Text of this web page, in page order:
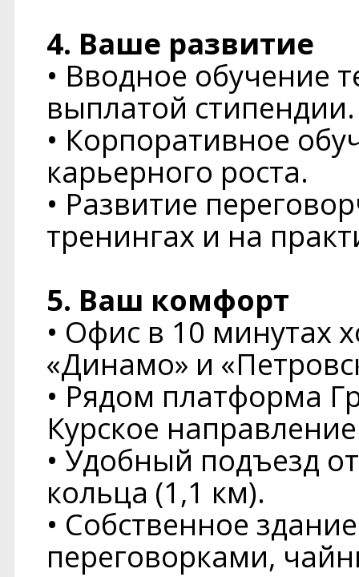
4. Ваше развитие
• Вводное обучение
выплатой стипендии.
• Корпоративное
карьерного роста.
• Развитие
тренингах и на
5. Ваш комфорт
• Офис в 10 минутах
«Динамо» и
• Рядом платформа
Курское
• Удобный подъезд
кольца (1,1 км).
• Собственное
переговорками,